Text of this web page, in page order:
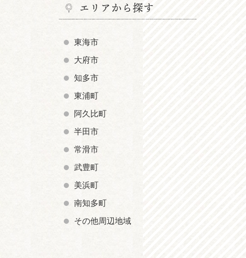
エリアから探す
東海市
大府市
知多市
東浦町
阿久比町
半田市
常滑市
武豊町
美浜町
南知多町
その他周辺地域